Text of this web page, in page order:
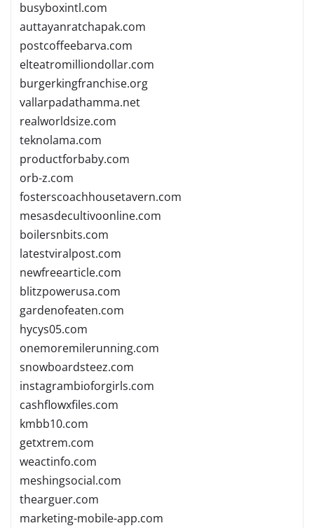
busyboxintl.com
auttayanratchapak.com
postcoffeebarva.com
elteatromilliondollar.com
burgerkingfranchise.org
vallarpadathamma.net
realworldsize.com
teknolama.com
productforbaby.com
orb-z.com
fosterscoachhousetavern.com
mesasdecultivoonline.com
boilersnbits.com
latestviralpost.com
newfreearticle.com
blitzpowerusa.com
gardenofeaten.com
hycys05.com
onemoremilerunning.com
snowboardsteez.com
instagrambioforgirls.com
cashflowxfiles.com
kmbb10.com
getxtrem.com
weactinfo.com
meshingsocial.com
thearguer.com
marketing-mobile-app.com